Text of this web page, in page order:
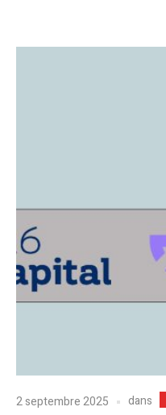
2 septembre 2025 dans